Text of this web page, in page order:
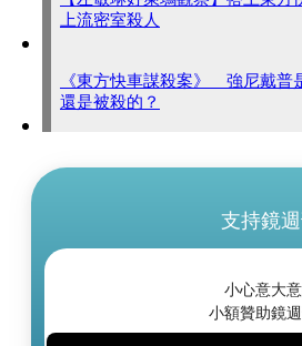
上流密室殺人
《東方快車謀殺案》 強尼戴普
還是被殺的？
支持鏡
小心意大
小額贊助鏡週